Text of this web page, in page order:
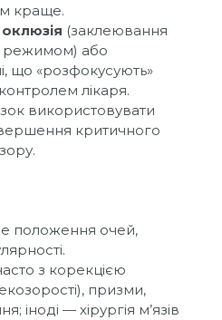
краще.
оклюзія (заклеювання
режимом) або
що «розфокусують»
лікаря.
використовувати
критичного
положення очей,
з корекцією
призми,
іноді — хірургія м’язів